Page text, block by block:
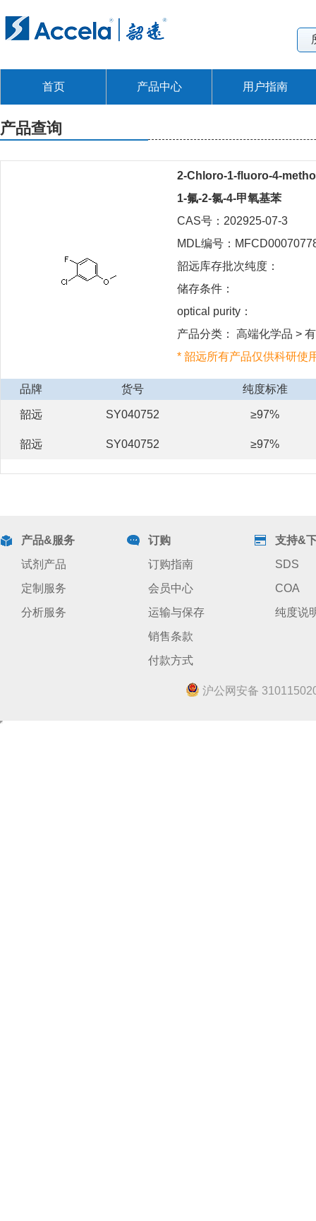
首页 产品中心 用户指南
产品查询
2-Chloro-1-fluoro-4-
1-氟-2-氯-4-甲氧基苯
CAS号：202925-07-3
MDL编号：
韶远库存批次纯度：
储存条件：
optical purity：
产品分类： 高端化学品 >
* 韶远所有产品仅供科研使
品牌 货号 纯度标准
韶远 SY040752 ≥97%
韶远 SY040752 ≥97%
产品&服务
试剂产品
定制服务
分析服务
订购
订购指南
会员中心
运输与保存
销售条款
付款方式
支持&
SDS
COA
纯度说
沪公网安备